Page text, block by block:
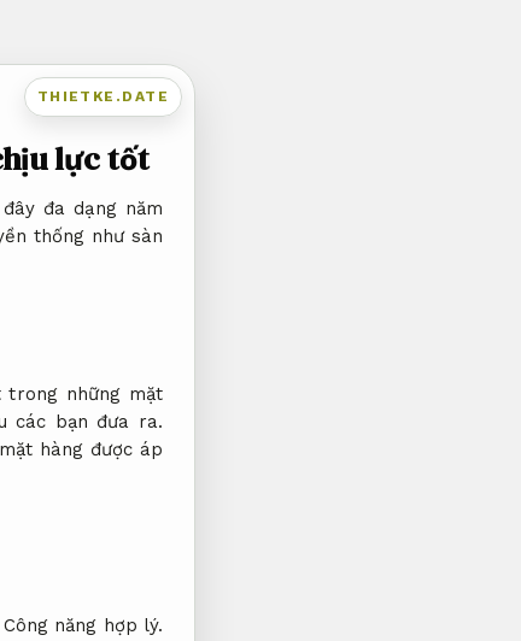
THIETKE.DATE
lực tốt
đa dạng năm
thống như sàn
trong những mặt
các bạn đưa ra.
hàng được áp
Công năng hợp lý.